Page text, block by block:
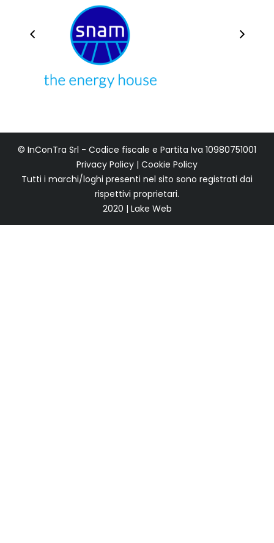
© InConTra Srl - Codice fiscale e Partita Iva 10980751001
Privacy Policy | Cookie Policy
Tutti i marchi/loghi presenti nel sito sono registrati dai
rispettivi proprietari.
2020 | Lake Web